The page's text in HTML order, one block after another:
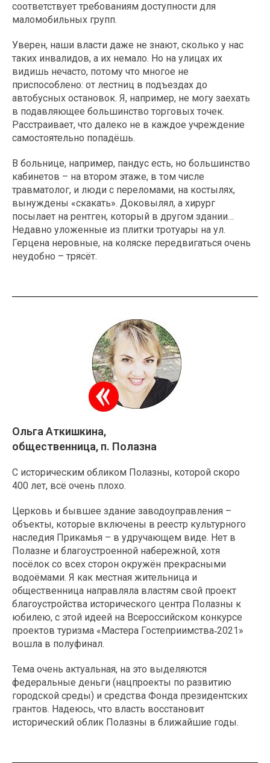
соответствует требованиям доступности для
маломобильных групп.
Уверен, наши власти даже не знают, сколько у нас
таких инвалидов, а их немало. Но на улицах их
видишь нечасто, потому что многое не
приспособлено: от лестниц в подъездах до
автобусных остановок. Я, например, не могу заехать
в подавляющее большинство торговых точек.
Расстраивает, что далеко не в каждое учреждение
самостоятельно попадёшь.
В больнице, например, пандус есть, но большинство
кабинетов – на втором этаже, в том числе
травматолог, и люди с переломами, на костылях,
вынуждены «скакать». Доковылял, а хирург
посылает на рентген, который в другом здании…
Недавно уложенные из плитки тротуары на ул.
Герцена неровные, на коляске передвигаться очень
неудобно – трясёт.
Ольга Аткишкина,
общественница, п. Полазна
С историческим обликом Полазны, которой скоро
400 лет, всё очень плохо.
Церковь и бывшее здание заводоуправления –
объекты, которые включены в реестр культурного
наследия Прикамья – в удручающем виде. Нет в
Полазне и благоустроенной набережной, хотя
посёлок со всех сторон окружён прекрасными
водоёмами. Я как местная жительница и
общественница направляла властям свой проект
благоустройства исторического центра Полазны к
юбилею, с этой идеей на Всероссийском конкурсе
проектов туризма «Мастера Гостеприимства‑2021»
вошла в полуфинал.
Тема очень актуальная, на это выделяются
федеральные деньги (нацпроекты по развитию
городской среды) и средства Фонда президентских
грантов. Надеюсь, что власть восстановит
исторический облик Полазны в ближайшие годы.